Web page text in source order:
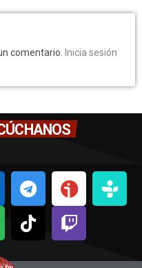
comentario. Inicia sesión